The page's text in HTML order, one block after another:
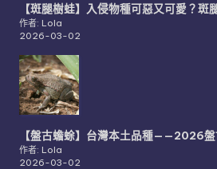
【斑腿樹蛙】入侵物種可惡又可愛？斑
作者: Lola
2026-03-02
【盤古蟾蜍】台灣本土品種——2026
作者: Lola
2026-03-02